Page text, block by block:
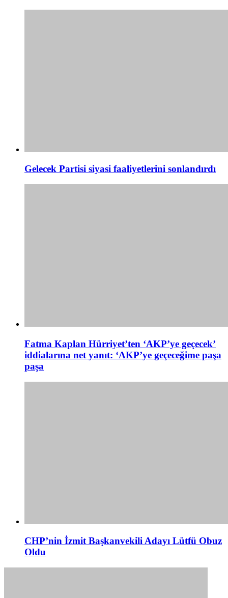
Gelecek Partisi siyasi faaliyetlerini sonlandırdı
Fatma Kaplan Hürriyet’ten ‘AKP’ye geçecek’
iddialarına net yanıt: ‘AKP’ye geçeceğime paşa
paşa
CHP’nin İzmit Başkanvekili Adayı Lütfü Obuz
Oldu